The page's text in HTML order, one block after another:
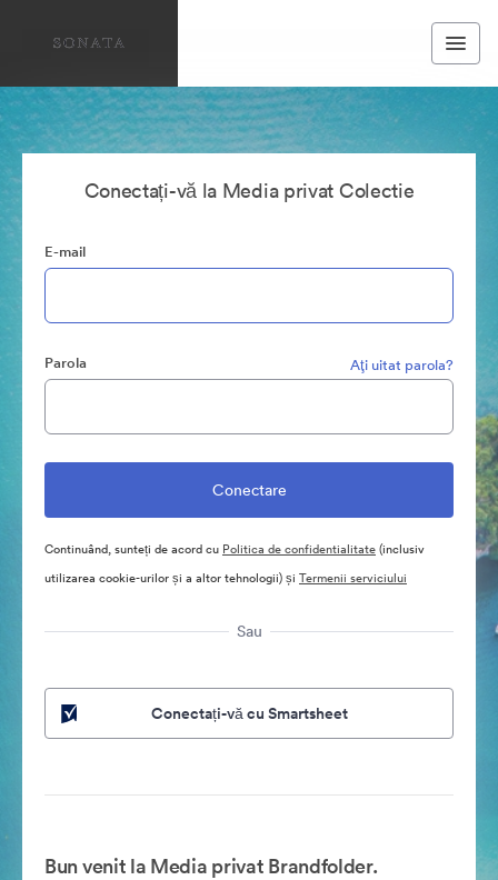
Conectați-vă la Media privat Colectie
E-mail
Parola Aţi uitat parola?
Continuând, sunteți de acord cu Politica de confidentialitate(inclusiv
utilizarea cookie-urilor și a altor tehnologii) și Termenii serviciului
Sau
Conectați-vă cu Smartsheet
Bun venit la Media privat Brandfolder.